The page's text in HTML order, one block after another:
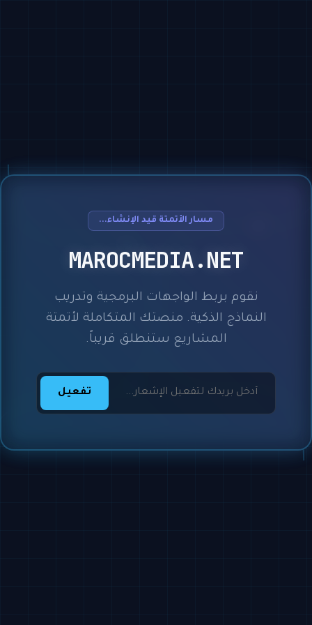
مسار الأتمتة قيد الإنشاء...
MAROCMEDIA.NET
نقوم بربط الواجهات البرمجية وتدريب
النماذج الذكية. منصتك المتكاملة لأتمتة
المشاريع ستنطلق قريباً.
تفعيل